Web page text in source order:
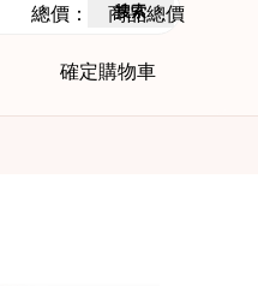
總價： 商品總價
確定購物車
搜索